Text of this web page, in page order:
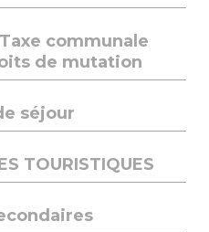
communale
de mutation
séjour
TOURISTIQUES